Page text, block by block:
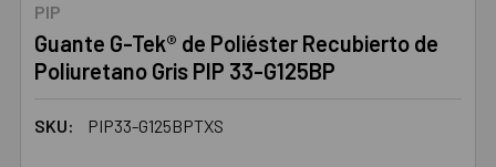
PIP
Guante G-Tek® de Poliéster Recubierto de
Poliuretano Gris PIP 33-G125BP
SKU: PIP33-G125BPTXS